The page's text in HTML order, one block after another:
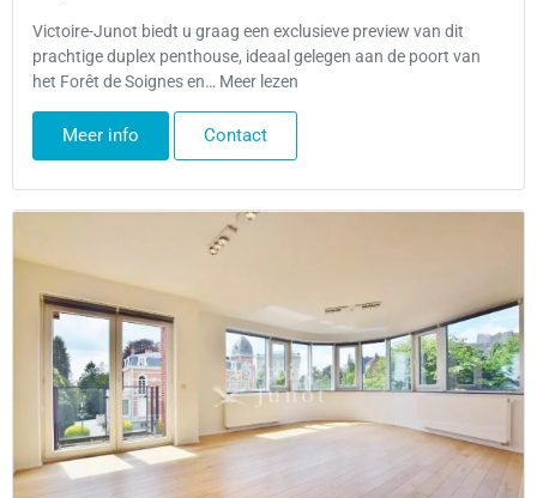
Victoire-Junot biedt u graag een exclusieve preview van dit
prachtige duplex penthouse, ideaal gelegen aan de poort van
het Forêt de Soignes en… Meer lezen
Meer info Contact